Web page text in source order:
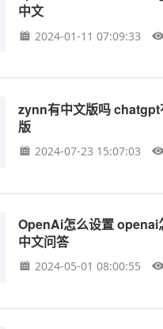
中文
2024-01-11 07:09:33
zynn有中文版吗 chatgpt
版
2024-07-23 15:07:03
OpenAi怎么设置 openai
中文问答
2024-05-01 08:00:55